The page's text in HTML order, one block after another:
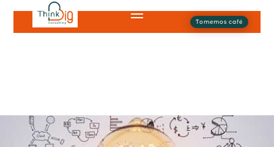
Tomemos café